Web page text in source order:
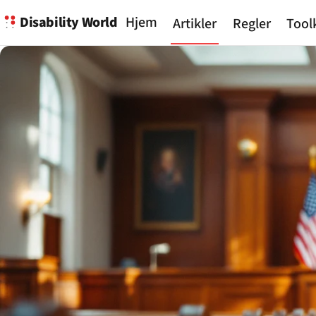
Disability World Hjem Artikler Regler